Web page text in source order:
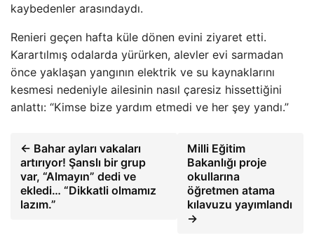
kaybedenler arasındaydı.
Renieri geçen hafta küle dönen evini ziyaret etti.
Karartılmış odalarda yürürken, alevler evi sarmadan
önce yaklaşan yangının elektrik ve su kaynaklarını
kesmesi nedeniyle ailesinin nasıl çaresiz hissettiğini
anlattı: “Kimse bize yardım etmedi ve her şey yandı.”
← Bahar ayları vakaları
artırıyor! Şanslı bir grup
var, “Almayın” dedi ve
ekledi… “Dikkatli olmamız
lazım.”
Milli Eğitim
Bakanlığı proje
okullarına
öğretmen atama
kılavuzu yayımlandı
→